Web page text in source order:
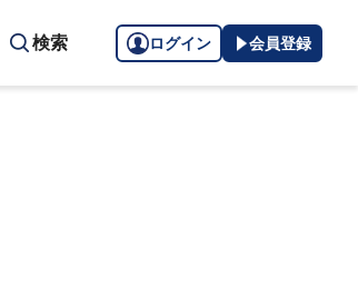
検索 ログイン 会員登録